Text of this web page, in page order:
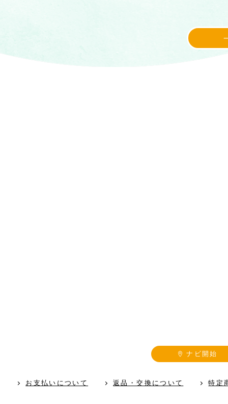
ナビ開始
お支払いについて 返品・交換について 特定